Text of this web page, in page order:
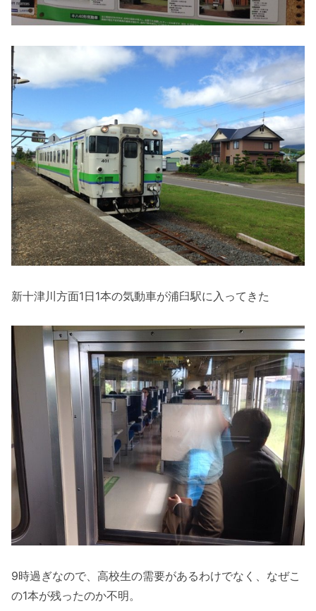
新十津川方面1日1本の気動車が浦臼駅に入ってきた
9時過ぎなので、高校生の需要があるわけでなく、なぜこ
の1本が残ったのか不明。